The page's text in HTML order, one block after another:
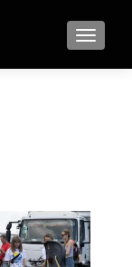
MENU